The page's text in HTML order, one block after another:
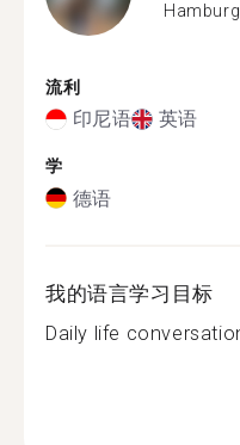
Hamburg
流利
印尼语 英语
学
德语
我的语言学习目标
Daily life